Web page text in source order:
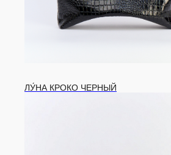
ЛУ́НА КРОКО ЧЕРНЫЙ